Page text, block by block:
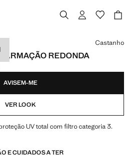
ARMAÇÃO REDONDA
]
Castanho
AVISEM-ME
VER LOOK
UV total com filtro categoria 3.
E CUIDADOS A TER